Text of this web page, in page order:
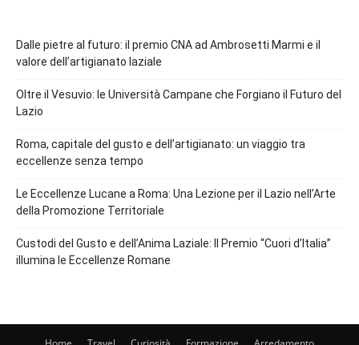
Dalle pietre al futuro: il premio CNA ad Ambrosetti Marmi e il
valore dell’artigianato laziale
Oltre il Vesuvio: le Università Campane che Forgiano il Futuro del
Lazio
Roma, capitale del gusto e dell’artigianato: un viaggio tra
eccellenze senza tempo
Le Eccellenze Lucane a Roma: Una Lezione per il Lazio nell’Arte
della Promozione Territoriale
Custodi del Gusto e dell’Anima Laziale: Il Premio “Cuori d’Italia”
illumina le Eccellenze Romane